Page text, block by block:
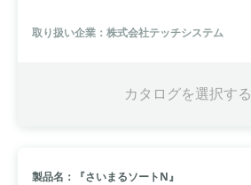
取り扱い企業：株式会社テッチシステム
カタログを選択する
製品名：『さいまるソートN』